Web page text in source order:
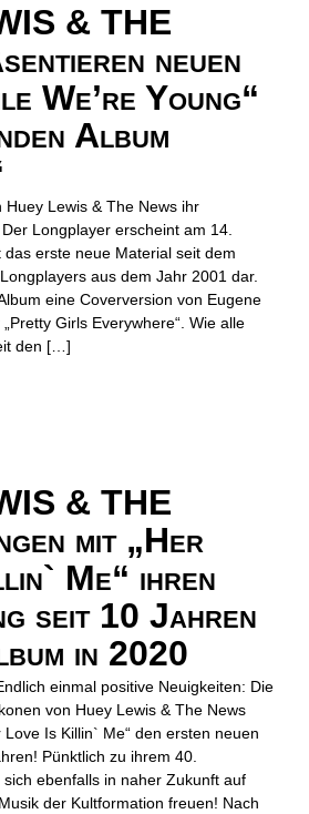
& THE
neuen
We’re Young“
Album
Huey Lewis & The News ihr
Longplayer erscheint am 14.
erste neue Material seit dem
aus dem Jahr 2001 dar.
eine Coverversion von Eugene
Girls Everywhere“. Wie alle
den […]
& THE
mit „Her
Me“ ihren
seit 10 Jahren
in 2020
einmal positive Neuigkeiten: Die
von Huey Lewis & The News
Is Killin` Me“ den ersten neuen
Pünktlich zu ihrem 40.
ebenfalls in naher Zukunft auf
der Kultformation freuen! Nach